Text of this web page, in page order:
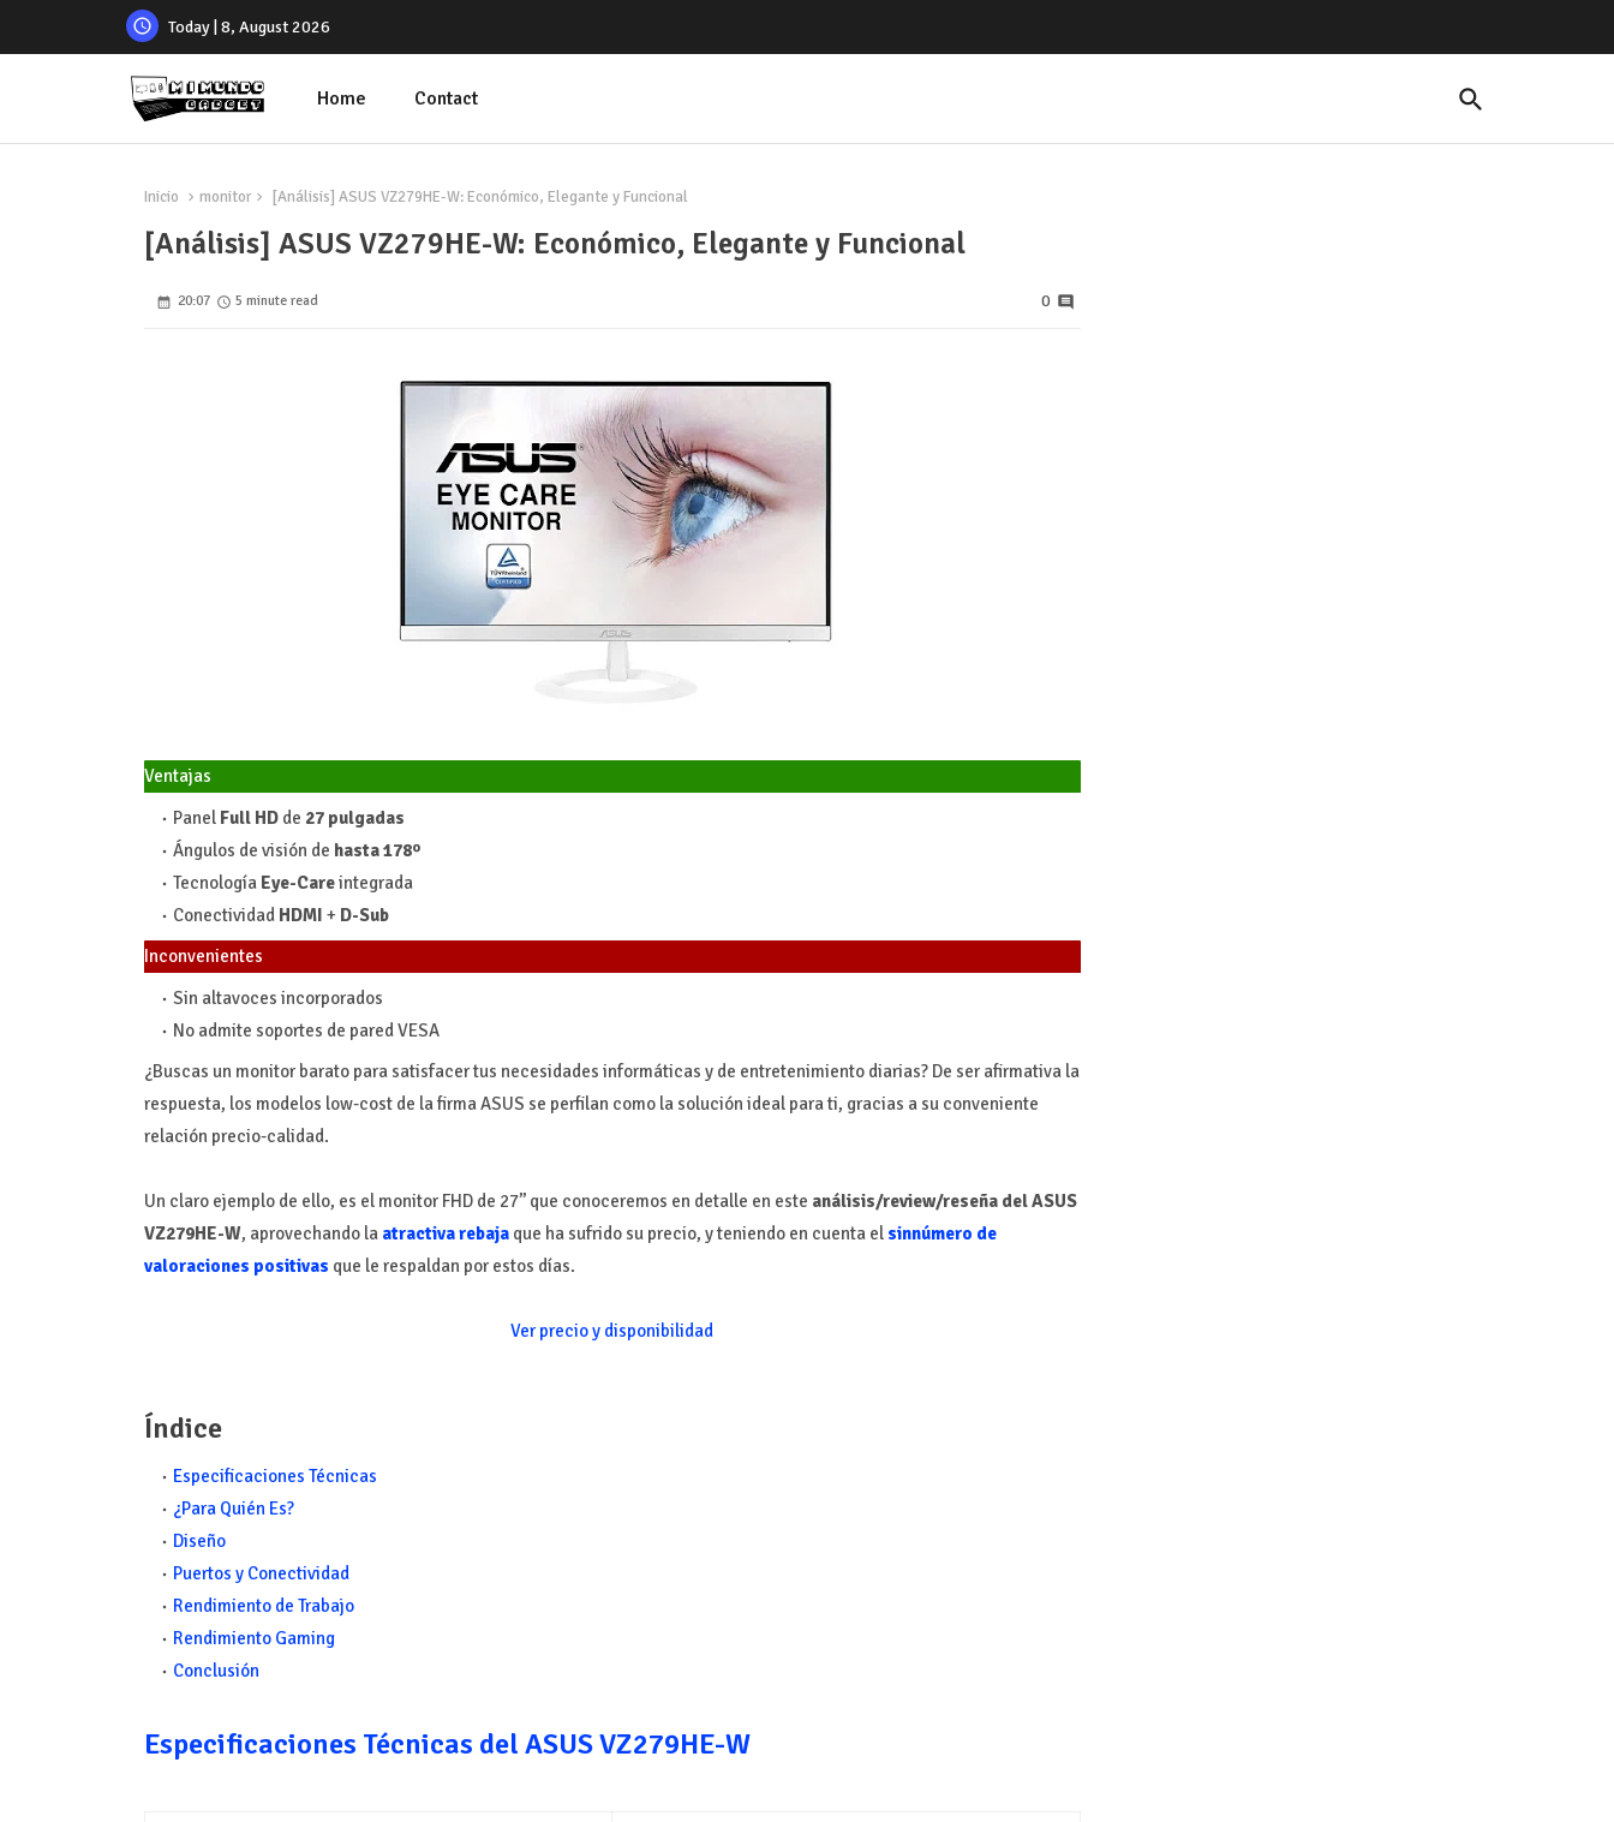
Today | 8, August 2026
Home Contact
Inicio monitor [Análisis] ASUS VZ279HE-W: Económico, Elegante y Funcional
[Análisis] ASUS VZ279HE-W: Económico, Elegante y Funcional
20:07 5 minute read 0
Ventajas
PanelFull HD de 27 pulgadas
Ángulos de visión de hasta 178º
Tecnología Eye-Careintegrada
Conectividad HDMI + D-Sub
Inconvenientes
Sin altavoces incorporados
No admite soportes de pared VESA
¿Buscas un monitor barato para satisfacer tus necesidades informáticas y de entretenimiento diarias? De ser afirmativa la
respuesta, los modelos low-cost de la firma ASUS se perfilan como la solución ideal para ti, gracias a su conveniente
relación precio-calidad.
Un claro ejemplo de ello, es el monitor FHD de 27’’ que conoceremos en detalle en este análisis/review/reseña del ASUS
VZ279HE-W, aprovechando la atractiva rebajaque ha sufrido su precio, y teniendo en cuenta el sinnúmero de
valoraciones positivas que le respaldan por estos días.
Ver precio y disponibilidad
Índice
Especificaciones Técnicas
¿Para Quién Es?
Diseño
Puertos y Conectividad
Rendimiento de Trabajo
Rendimiento Gaming
Conclusión
Especificaciones Técnicas del ASUS VZ279HE-W